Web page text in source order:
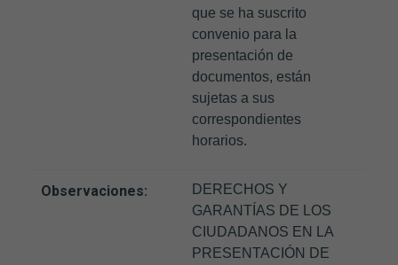
que se ha suscrito
convenio para la
presentación de
documentos, están
sujetas a sus
correspondientes
horarios.
Observaciones:
DERECHOS Y
GARANTÍAS DE LOS
CIUDADANOS EN LA
PRESENTACIÓN DE